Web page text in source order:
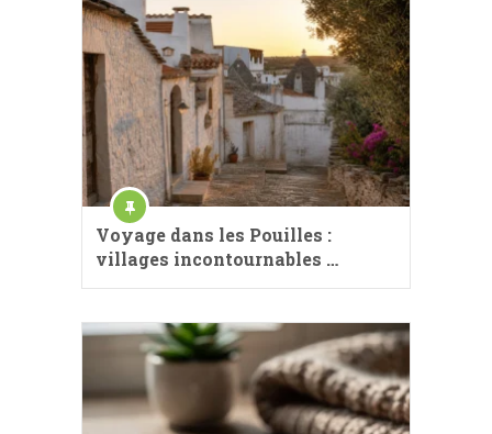
Voyage dans les Pouilles :
villages incontournables …